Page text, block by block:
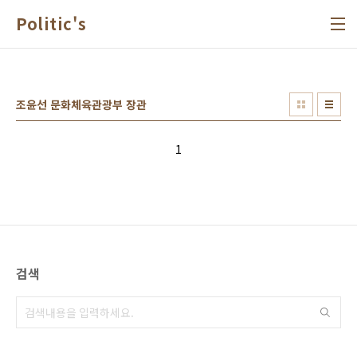
Politic's
조윤선 문화체육관광부 장관
1
검색